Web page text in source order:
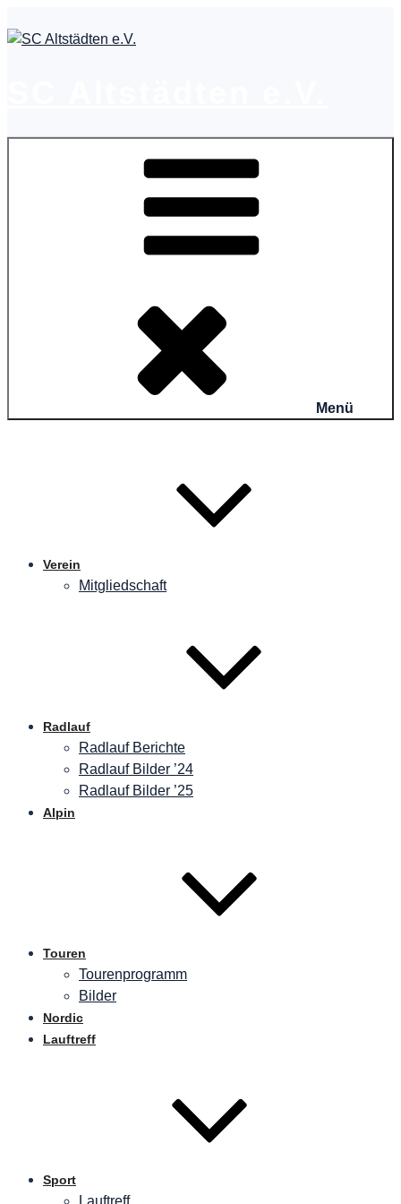
Inhalt
Menü
Verein
Mitgliedschaft
Radlauf
Radlauf Berichte
Radlauf Bilder ’24
Radlauf Bilder ’25
Alpin
Touren
Tourenprogramm
Bilder
Nordic
Lauftreff
Sport
Lauftreff